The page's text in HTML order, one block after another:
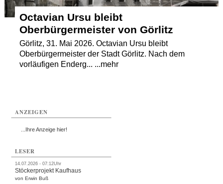
Octavian Ursu bleibt
Oberbürgermeister von Görlitz
Görlitz, 31. Mai 2026. Octavian Ursu bleibt
Oberbürgermeister der Stadt Görlitz. Nach dem
vorläufigen Enderg... ...mehr
ANZEIGEN
...Ihre Anzeige hier!
LESER
14.07.2026 - 07:12Uhr
Stöckerprojekt Kaufhaus
von Erwin Buß